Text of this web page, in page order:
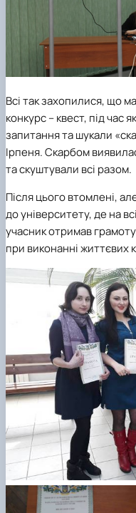
Всі так захопилися, що
конкурс – квест, під час
запитання та шукали
Ірпеня. Скарбом
та скуштували всі разом.
Після цього втомлені,
до університету, де на
учасник отримав
при виконанні життєвих